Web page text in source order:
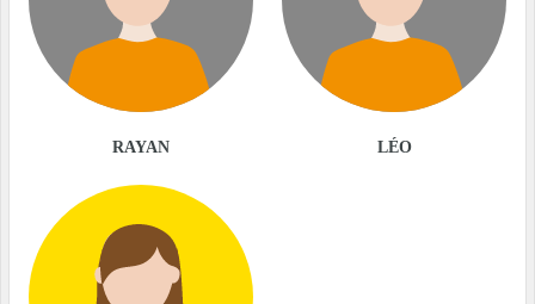
RAYAN LÉO